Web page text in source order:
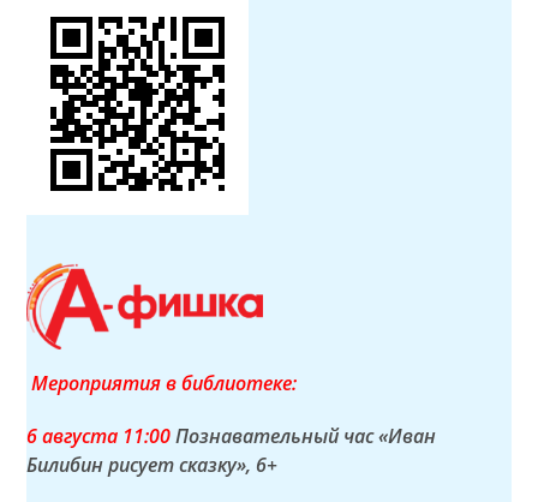
Мероприятия в библиотеке:
6 августа 11:00Познавательный час «Иван
Билибин рисует сказку», 6+